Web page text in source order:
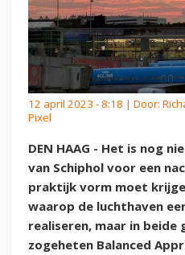
12 april 2023 - 8:18 | Door:
Pixel
DEN HAAG - Het is nog
van Schiphol voor een
praktijk vorm moet
waarop de luchthaven
realiseren, maar in beide
zogeheten Balanced